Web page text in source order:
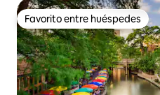
Favorito entre huéspedes
Favorito entre huéspedes